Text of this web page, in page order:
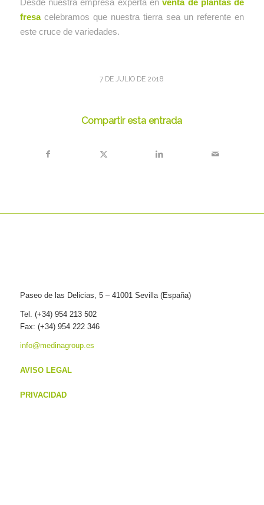
fresacelebramos que nuestra tierra sea un referente en
este cruce de variedades.
7 DE JULIO DE 2018
Compartir esta entrada
Paseo de las Delicias, 5 – 41001 Sevilla (España)
Tel. (+34) 954 213 502
Fax: (+34) 954 222 346
info@medinagroup.es
AVISO LEGAL
PRIVACIDAD